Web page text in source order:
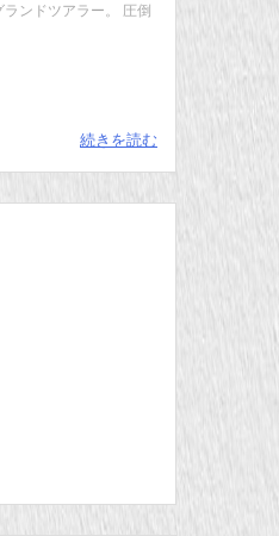
ンドツアラー。 圧倒
続きを読む